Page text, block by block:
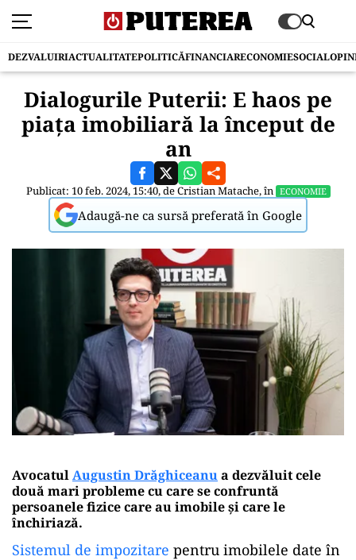
DEZVALUIRIACTUALITATEPOLITICĂFINANCIARECONOMIESOCIAL
Dialogurile Puterii: E haos pe
piața imobiliară la început de
an
Publicat: 10 feb. 2024, 15:40, deCristian Matache, în ECONOMIE
Adaugă-ne ca sursă preferată în Google
AvocatulAugustin Drăghiceanua dezvăluit cele
două mari probleme cu care se confruntă
persoanele fizice care au imobile și care le
închiriază.
Sistemul de impozitare pentru imobilele date în